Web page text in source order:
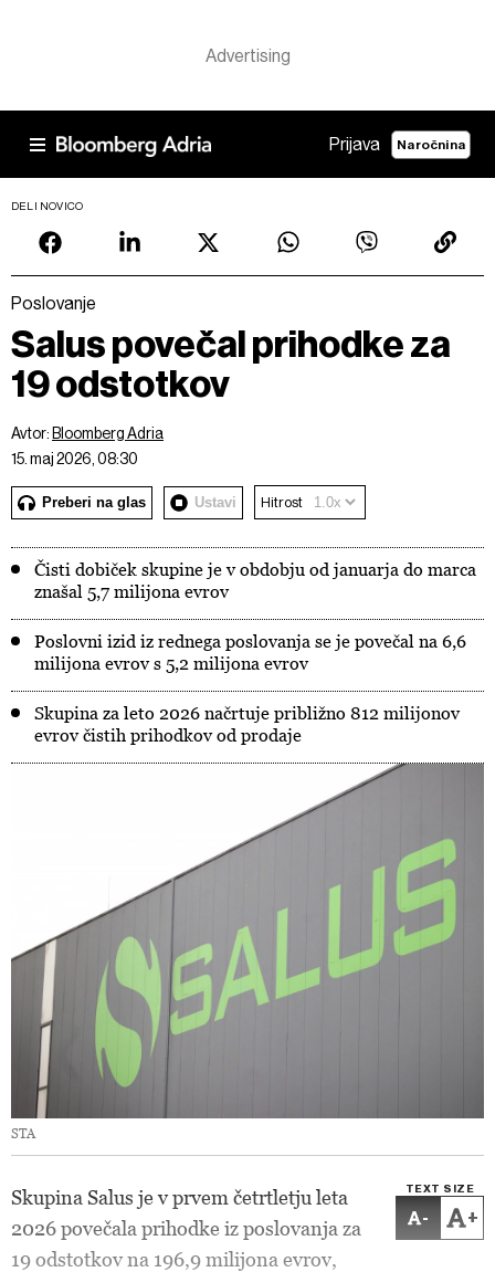
Prijava Naročnina
DELI NOVICO
Poslovanje
Salus povečal prihodke za
19 odstotkov
Avtor: Bloomberg Adria
15. maj 2026, 08:30
Preberi na glas Ustavi Hitrost
Čisti dobiček skupine je v obdobju od januarja do marca
znašal 5,7 milijona evrov
Poslovni izid iz rednega poslovanja se je povečal na 6,6
milijona evrov s 5,2 milijona evrov
Skupina za leto 2026 načrtuje približno 812 milijonov
evrov čistih prihodkov od prodaje
STA
TEXT SIZE
- +
Skupina Salus je v prvem četrtletju leta
2026 povečala prihodke iz poslovanja za
19 odstotkov na 196,9 milijona evrov,